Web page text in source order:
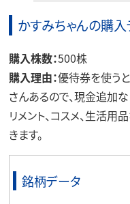
かすみちゃんの購
購入株数：500株
購入理由：優待券を使う
さんあるので、現金追加
リメント、コスメ、生活
きます。
銘柄データ